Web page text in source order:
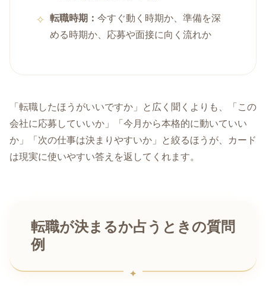
転職時期：今すぐ動く時期か、準備を深
める時期か、応募や面接に向く流れか
「転職したほうがいいですか」と広く聞くよりも、「この
会社に応募していいか」「今月から本格的に動いていい
か」「次の仕事は決まりやすいか」と絞るほうが、カード
は現実に使いやすい答えを返してくれます。
転職が決まるか占うときの質問
例